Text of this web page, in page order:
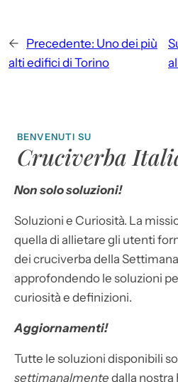
← Precedente: Uno dei più
alti edifici di Torino
BENVENUTI SU
Cruciverba
Non solo soluzioni!
Soluzioni e Curiosità. La
quella di allietare gli utenti
dei cruciverba della
approfondendo le soluzioni
curiosità e definizioni.
Aggiornamenti!
Tutte le soluzioni disponibili
settimanalmente dalla nostra